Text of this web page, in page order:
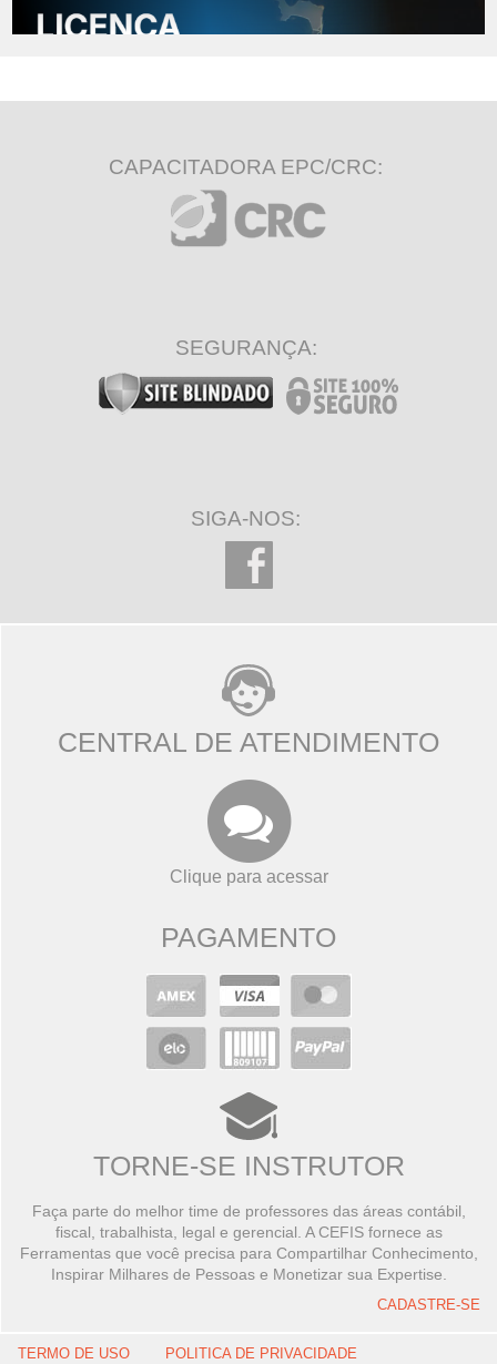
CAPACITADORA EPC/CRC:
SEGURANÇA:
SIGA-NOS:
CENTRAL DE ATENDIMENTO
Clique para acessar
PAGAMENTO
TORNE-SE INSTRUTOR
Faça parte do melhor time de professores das áreas contábil,
fiscal, trabalhista, legal e gerencial. A CEFIS fornece as
Ferramentas que você precisa para Compartilhar Conhecimento,
Inspirar Milhares de Pessoas e Monetizar sua Expertise.
CADASTRE-SE
TERMO DE USO POLITICA DE PRIVACIDADE